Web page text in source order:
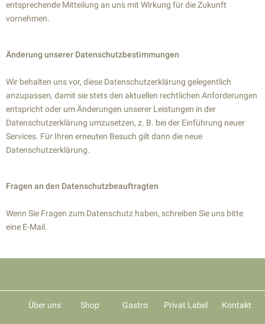
entsprechende Mitteilung an uns mit Wirkung für die Zukunft
vornehmen.
Änderung unserer Datenschutzbestimmungen
Wir behalten uns vor, diese Datenschutzerklärung gelegentlich
anzupassen, damit sie stets den aktuellen rechtlichen Anforderungen
entspricht oder um Änderungen unserer Leistungen in der
Datenschutzerklärung umzusetzen, z. B. bei der Einführung neuer
Services. Für Ihren erneuten Besuch gilt dann die neue
Datenschutzerklärung.
Fragen an den Datenschutzbeauftragten
Wenn Sie Fragen zum Datenschutz haben, schreiben Sie uns bitte
eine E-Mail.
Über uns Shop Gastro Privat Label Kontakt